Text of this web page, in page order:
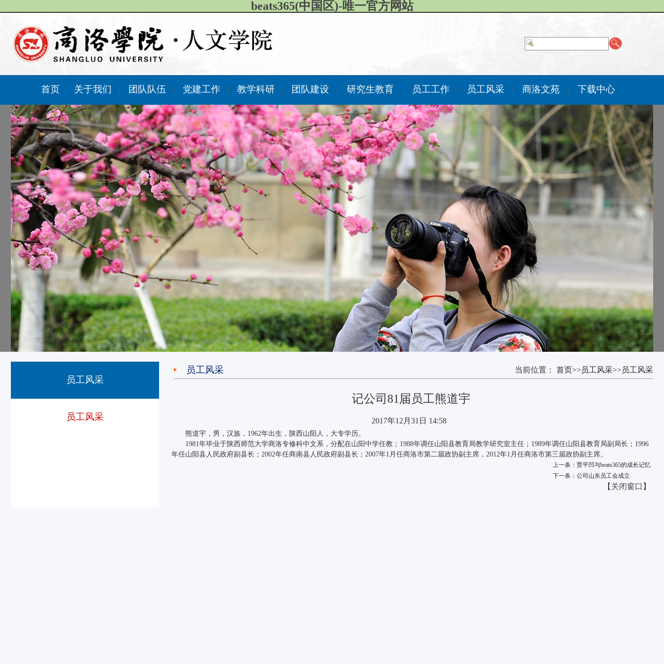
beats365(中国区)-唯一官方网站
首页 | 关于我们 | 团队队伍 | 党建工作 | 教学科研 | 团队建设 | 研究生教育 | 员工工作 | 员工风采 | 商洛文苑 | 下载中心
员工风采
员工风采
员工风采 当前位置： 首页>>员工风采>>员工风采
记公司81届员工熊道宇
2017年12月31日 14:58
熊道宇，男，汉族，1962年出生，陕西山阳人，大专学历。
1981年毕业于陕西师范大学商洛专修科中文系，分配在山阳中学任教；1988年调任山阳县教育局教学研究室主任；1989年调任山阳县教育局副局长；1996
年任山阳县人民政府副县长；2002年任商南县人民政府副县长；2007年1月任商洛市第二届政协副主席，2012年1月任商洛市第三届政协副主席。
上一条：贾平凹与beats365的成长记忆
下一条：公司山东员工会成立
【 关闭窗口 】